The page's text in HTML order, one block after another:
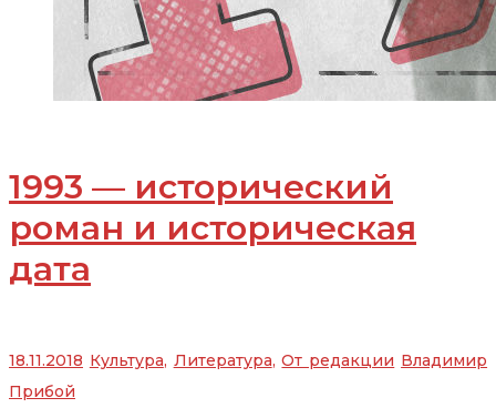
1993 — исторический
роман и историческая
дата
18.11.2018 Культура, Литература,От редакции Владимир
Прибой